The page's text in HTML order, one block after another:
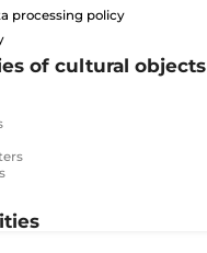
processing policy
of cultural objects